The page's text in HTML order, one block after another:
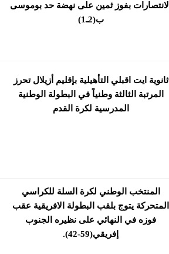
الانتصارات بفوز ثمين على نهضة حد بوموسى
ب(2ـ1)
ثانوية ايت اقبلي التأهيلية بإقليم أزيلال تحرز
المرتبة الثالثة وطنياً في البطولة الوطنية
المدرسية لكرة القدم
المنتخب الوطني لكرة السلة للكراسي
المتحركة يتوج بلقب البطولة الافريقية عقب
فوزه في النهائي على نظيره الجنوب
إفريقي(59-42).